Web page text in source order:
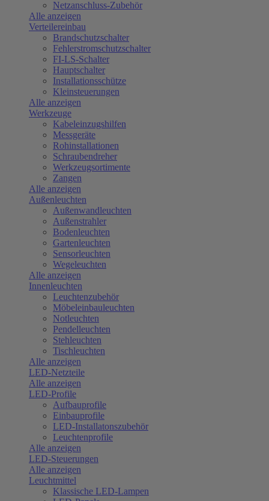
Netzanschluss-Zubehör
Alle anzeigen
Verteilereinbau
Brandschutzschalter
Fehlerstromschutzschalter
FI-LS-Schalter
Hauptschalter
Installationsschütze
Kleinsteuerungen
Alle anzeigen
Werkzeuge
Kabeleinzugshilfen
Messgeräte
Rohinstallationen
Schraubendreher
Werkzeugsortimente
Zangen
Alle anzeigen
Außenleuchten
Außenwandleuchten
Außenstrahler
Bodenleuchten
Gartenleuchten
Sensorleuchten
Wegeleuchten
Alle anzeigen
Innenleuchten
Leuchtenzubehör
Möbeleinbauleuchten
Notleuchten
Pendelleuchten
Stehleuchten
Tischleuchten
Alle anzeigen
LED-Netzteile
Alle anzeigen
LED-Profile
Aufbauprofile
Einbauprofile
LED-Installatonszubehör
Leuchtenprofile
Alle anzeigen
LED-Steuerungen
Alle anzeigen
Leuchtmittel
Klassische LED-Lampen